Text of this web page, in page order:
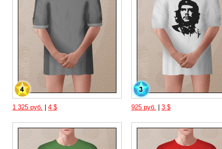
1 325 руб. 4 $ 925 руб. 3 $